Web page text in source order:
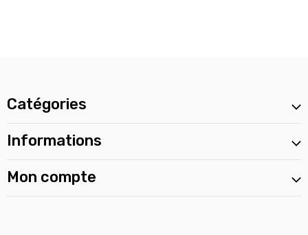
Catégories
Informations
Mon compte